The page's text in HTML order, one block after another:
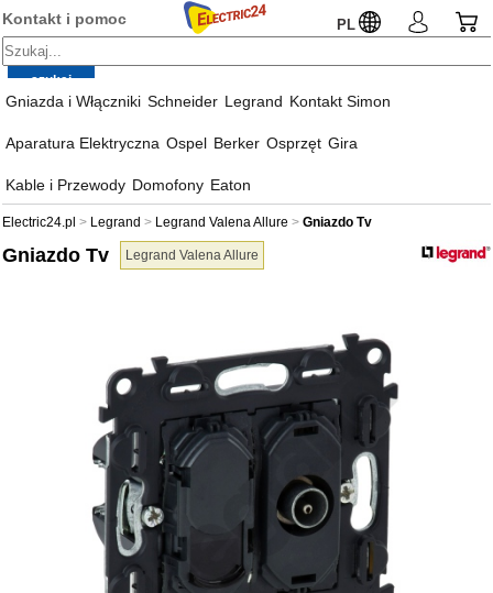
Kontakt i pomoc PL
Gniazda i Włączniki Schneider Legrand Kontakt Simon
Aparatura Elektryczna Ospel Berker Osprzęt Gira
Kable i Przewody Domofony Eaton
Electric24.pl Legrand Legrand Valena Allure Gniazdo Tv
Gniazdo Tv Legrand Valena Allure